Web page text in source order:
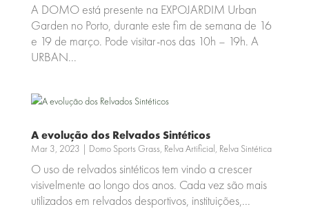
A DOMO está presente na EXPOJARDIM Urban
Garden no Porto, durante este fim de semana de 16
e 19 de março. Pode visitar-nos das 10h – 19h. A
URBAN...
A evolução dos Relvados Sintéticos
Mar 3, 2023 | Domo Sports Grass, Relva Artificial Relva Sintética
O uso de relvados sintéticos tem vindo a crescer
visivelmente ao longo dos anos. Cada vez são mais
utilizados em relvados desportivos, instituições,...